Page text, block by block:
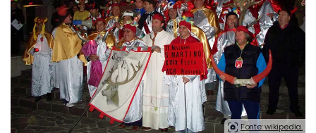
Fonte: wikipedia.